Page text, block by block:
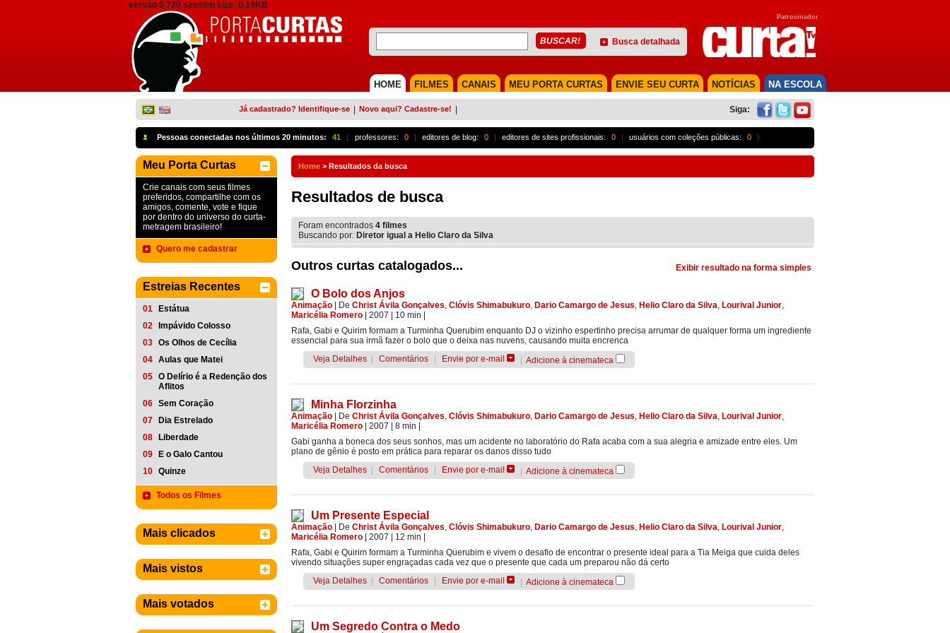
versão 0.720 session size: 0,19KB
Busca detalhada
Patrocinador
NA ESCOLA
NOTÍCIAS
ENVIE SEU CURTA
MEU PORTA CURTAS
CANAIS
FILMES
HOME
Siga:
Já cadastrado? Identifique-se Novo aqui? Cadastre-se!
Pessoas conectadas nos últimos 20 minutos: 41 { professores: 0 | editores de blog: 0 | editores de sites profissionais: 0 | usuários com coleções públicas: 0 }
Meu Porta Curtas
Crie canais com seus filmes
preferidos, compartilhe com os
amigos, comente, vote e fique
por dentro do universo do curta-
metragem brasileiro!
Quero me cadastrar
Estreias Recentes
01
Estátua
02
Impávido Colosso
03 Os Olhos de Cecília
04 Aulas que Matei
05 O Delírio é a Redenção dos
Aflitos
06 Sem Coração
07
Dia Estrelado
08
Liberdade
09
E o Galo Cantou
10 Quinze
Todos os Filmes
Mais clicados
Mais vistos
Mais votados
Home > Resultados da busca
Resultados de busca
Foram encontrados 4 filmes
Buscando por: Diretor igual a Helio Claro da Silva
Exibir resultado na forma simples
Outros curtas catalogados...
O Bolo dos Anjos
Animação De Christ Ávila Gonçalves, Clóvis Shimabukuro, Dario Camargo de Jesus, Helio Claro da Silva, Lourival Junior,
Maricélia Romero
| 2007 | 10 min
Rafa, Gabi e Quirim formam a Turminha Querubim enquanto DJ o vizinho espertinho precisa arrumar de qualquer forma um ingrediente
essencial para sua irmã fazer o bolo que o deixa nas nuvens, causando muita encrenca
Veja Detalhes
Comentários Envie por e-mail Adicione à cinemateca
Minha Florzinha
Animação De Christ Ávila Gonçalves, Clóvis Shimabukuro, Dario Camargo de Jesus, Helio Claro da Silva, Lourival Junior,
Maricélia Romero
| 2007 | 8 min
Gabi ganha a boneca dos seus sonhos, mas um acidente no laboratório do Rafa acaba com a sua alegria e amizade entre eles. Um
plano de gênio é posto em prática para reparar os danos disso tudo
Veja Detalhes
Comentários Envie por e-mail Adicione à cinemateca
Um Presente Especial
Animação De Christ Ávila Gonçalves, Clóvis Shimabukuro, Dario Camargo de Jesus, Helio Claro da Silva, Lourival Junior,
Maricélia Romero
| 2007 | 12 min
Rafa, Gabi e Quirim formam a Turminha Querubim e vivem o desafio de encontrar o presente ideal para a Tia Meiga que cuida deles
vivendo situações super engraçadas cada vez que o presente que cada um preparou não dá certo
Veja Detalhes
Comentários Envie por e-mail Adicione à cinemateca
Um Segredo Contra o Medo